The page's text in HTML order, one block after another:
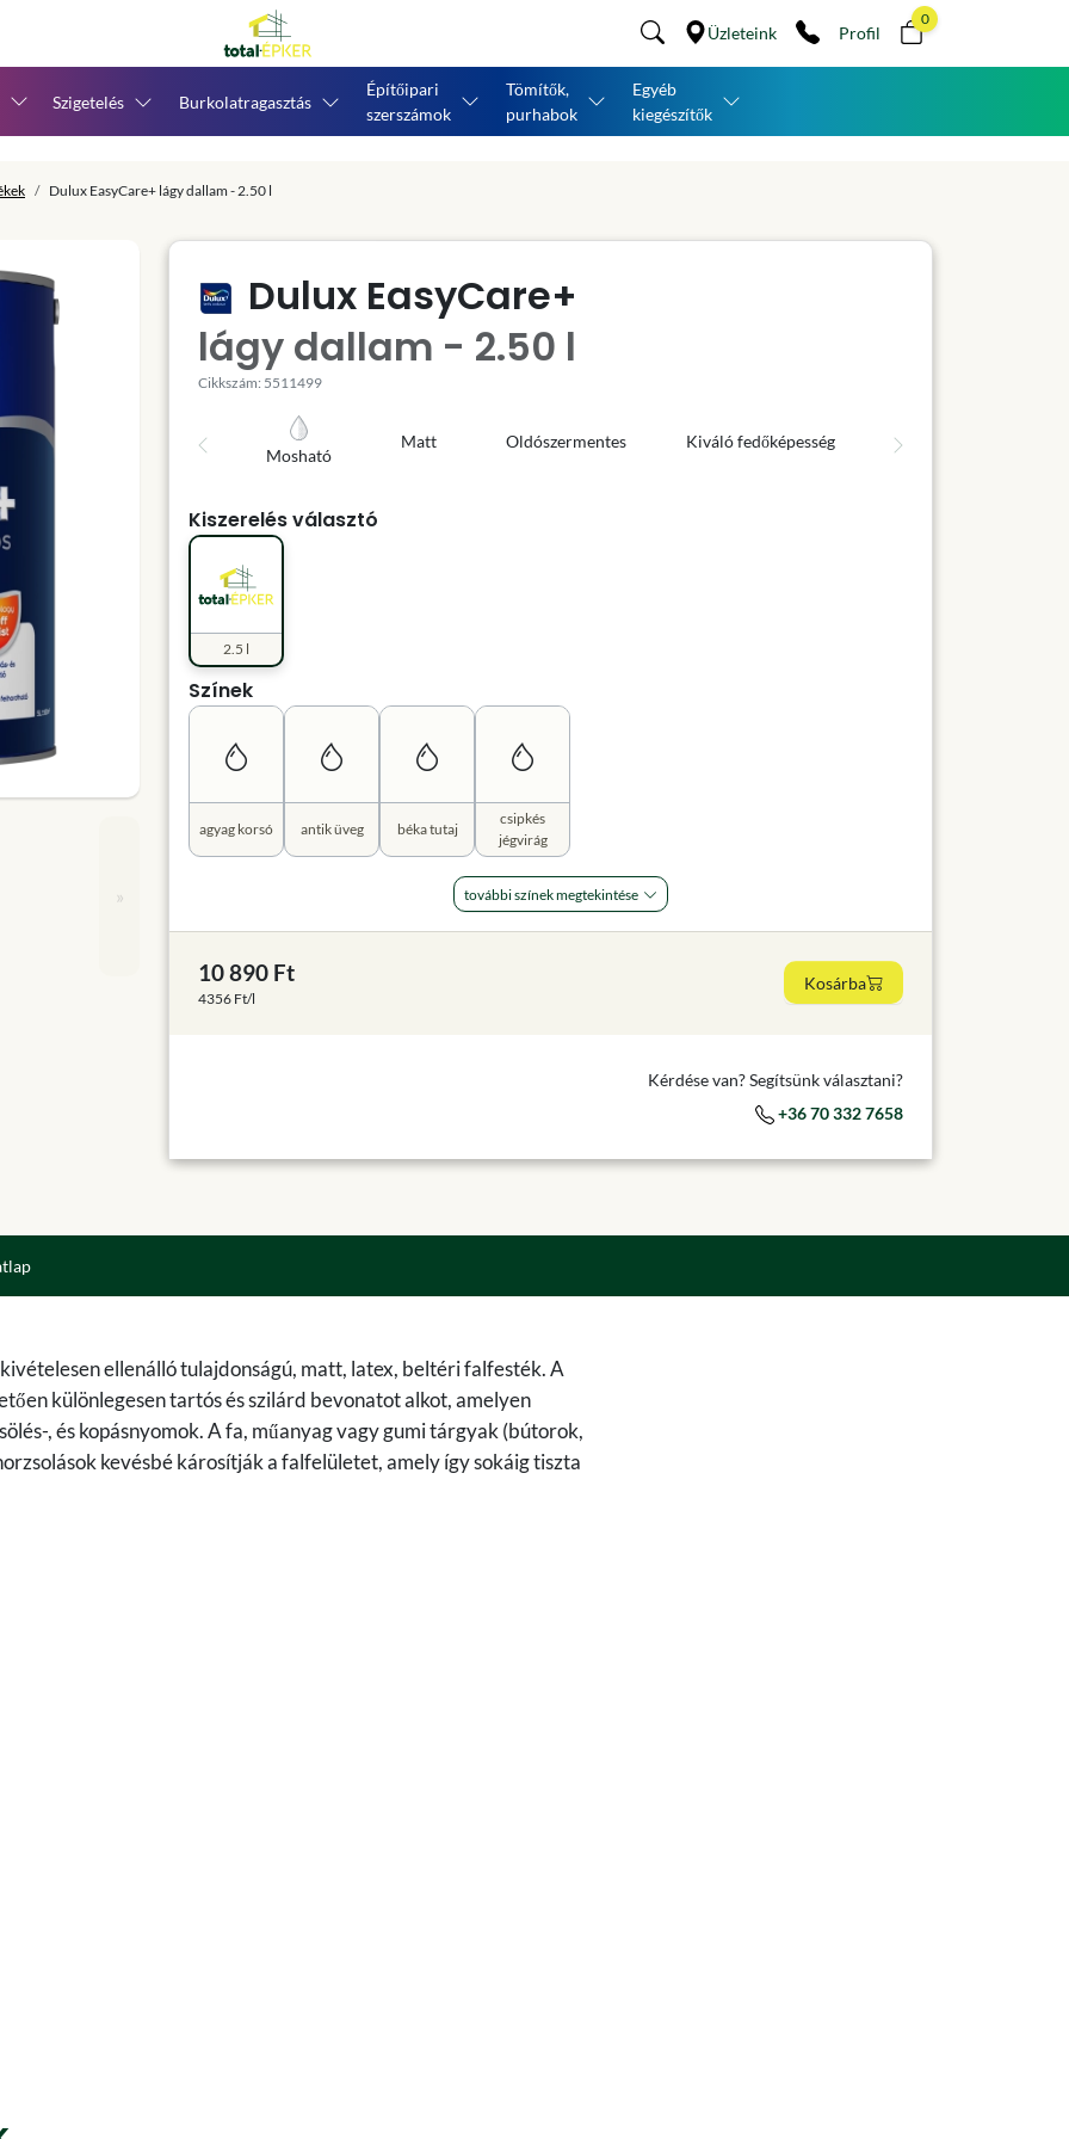
Üzleteink Profil
0
Szigetelés Burkolatragasztás
Építőipari
szerszámok
Tömítők,
purhabok
Egyéb
kiegészítők
Dulux EasyCare+ lágy dallam - 2.50 l
»
Dulux EasyCare+
lágy dallam - 2.50 l
Cikkszám: 5511499
Mosható
Matt Oldószermentes Kiváló fedőképesség
Kiszerelés választó
2.5 l
Színek
agyag korsó antik üveg béka tutaj
csipkés
jégvirág
további színek megtekintése
10 890 Ft
4356 Ft/l
Kosárba
Kérdése van? Segítsünk választani?
+36 70 332 7658
ellenálló tulajdonságú, matt, latex, beltéri falfesték. A
különlegesen tartós és szilárd bevonatot alkot, amelyen
, és kopásnyomok. A fa, műanyag vagy gumi tárgyak (bútorok,
kevésbé károsítják a falfelületet, amely így sokáig tiszta